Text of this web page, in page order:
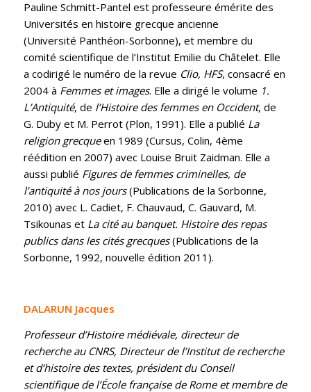
Pauline Schmitt-Pantel est professeure émérite des
Universités en histoire grecque ancienne
(Université Panthéon-Sorbonne), et membre du
comité scientifique de l’Institut Emilie du Châtelet. Elle
a codirigé le numéro de la revue Clio, HFS, consacré en
2004 à Femmes et images. Elle a dirigé le volume 1.
L’Antiquité, de l’Histoire des femmes en Occident, de
G. Duby et M. Perrot (Plon, 1991). Elle a publié La
religion grecqueen 1989 (Cursus, Colin, 4ème
réédition en 2007) avec Louise Bruit Zaidman. Elle a
aussi publié Figures de femmes criminelles, de
l’antiquité à nos jours(Publications de la Sorbonne,
2010) avec L. Cadiet, F. Chauvaud, C. Gauvard, M.
Tsikounas et La cité au banquet. Histoire des repas
publics dans les cités grecques(Publications de la
Sorbonne, 1992, nouvelle édition 2011).
DALARUN Jacques
Professeur d’Histoire médiévale, directeur de
recherche au CNRS, Directeur de l’Institut de recherche
et d’histoire des textes, président du Conseil
scientifique de l’École française de Rome et membre de